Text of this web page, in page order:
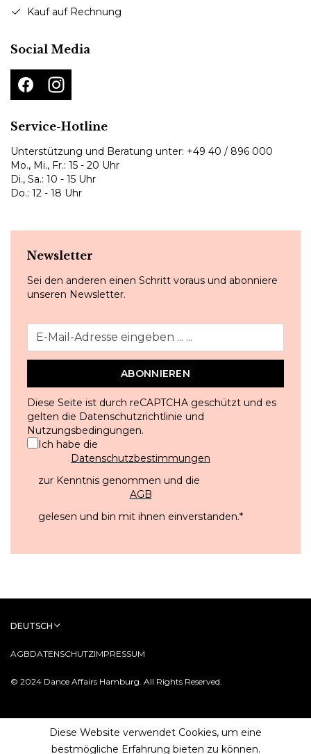
Kauf auf Rechnung
Social Media
Service-Hotline
Unterstützung und Beratung unter: +49 40 / 896 000
Mo., Mi., Fr.: 15 - 20 Uhr
Di., Sa.: 10 - 15 Uhr
Do.: 12 - 18 Uhr
Newsletter
Sei den anderen einen Schritt voraus und abonniere
unseren Newsletter.
ABONNIEREN
Diese Seite ist durch reCAPTCHA geschützt und es
gelten die Datenschutzrichtlinie und
Nutzungsbedingungen.
Ich habe die
Datenschutzbestimmungen
zur Kenntnis genommen und die
AGB
gelesen und bin mit ihnen einverstanden.*
© 2024 Dance Affairs Hamburg. All Rights Reserved.
AGBDATENSCHUTZIMPRESSUM
DEUTSCH
Diese Website verwendet Cookies, um eine
bestmögliche Erfahrung bieten zu können.